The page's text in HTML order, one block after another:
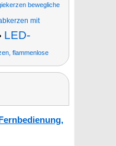
bewegliche
mit
LED-
flammenlose